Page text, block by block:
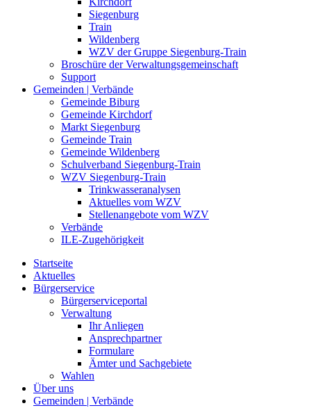
Siegenburg
Train
Wildenberg
WZV der Gruppe Siegenburg-Train
Broschüre der Verwaltungsgemeinschaft
Support
Gemeinden | Verbände
Gemeinde Biburg
Gemeinde Kirchdorf
Markt Siegenburg
Gemeinde Train
Gemeinde Wildenberg
Schulverband Siegenburg-Train
WZV Siegenburg-Train
Trinkwasseranalysen
Aktuelles vom WZV
Stellenangebote vom WZV
Verbände
ILE-Zugehörigkeit
Startseite
Aktuelles
Bürgerservice
Bürgerserviceportal
Verwaltung
Ihr Anliegen
Ansprechpartner
Formulare
Ämter und Sachgebiete
Wahlen
Über uns
Gemeinden | Verbände